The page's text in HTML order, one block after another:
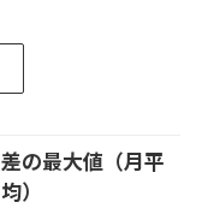
差の最大値（月平
均）